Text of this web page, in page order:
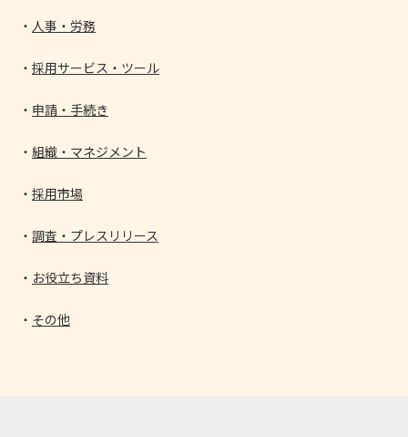
人事・労務
採用サービス・ツール
申請・手続き
組織・マネジメント
採用市場
調査・プレスリリース
お役立ち資料
その他